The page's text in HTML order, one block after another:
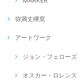
弥満丈欅窯
アートワーク
ジョン・フェローズ
オスカー・ロレンス